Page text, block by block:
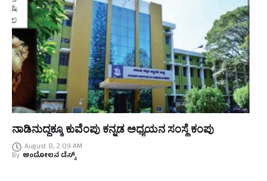
ನಾಡಿನುದ್ದಕ್ಕೂ ಕುವೆಂಪು ಕನ್ನಡ ಅಧ್ಯಯನ ಸಂಸ್ಥೆ ಕಂಪು
August 8, 2:09 AM
By ಆಂದೋಲನ ಡೆಸ್ಕ್